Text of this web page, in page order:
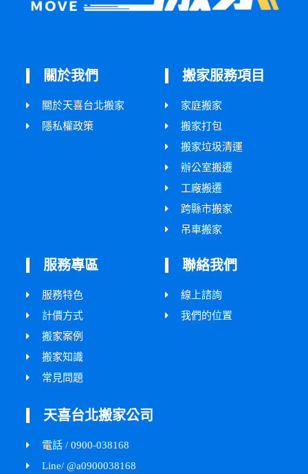
關於我們
關於天喜台北搬家
隱私權政策
搬家服務項目
家庭搬家
搬家打包
搬家垃圾清運
辦公室搬遷
工廠搬遷
跨縣市搬家
吊車搬家
服務專區
服務特色
計價方式
搬家案例
搬家知識
常見問題
聯絡我們
線上諮詢
我們的位置
天喜台北搬家公司
電話 / 0900-038168
Line/ @a0900038168